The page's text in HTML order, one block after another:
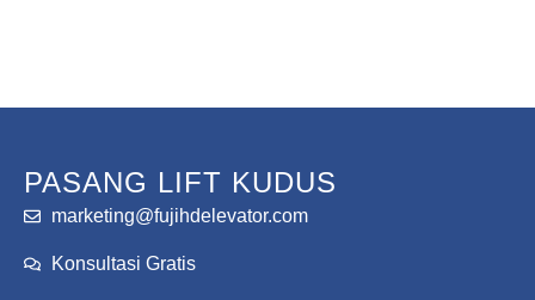
PASANG LIFT KUDUS
marketing@fujihdelevator.com
Konsultasi Gratis